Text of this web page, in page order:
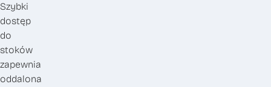
Szybki
dostęp
do
stoków
zapewnia
oddalona